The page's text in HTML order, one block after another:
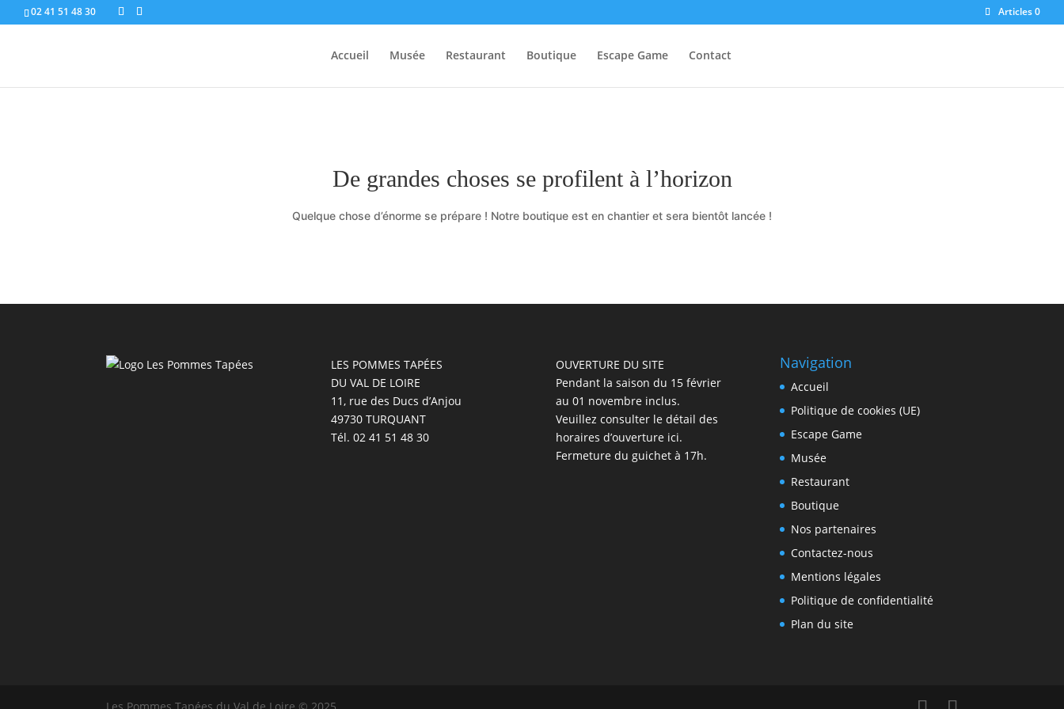
02 41 51 48 30 Articles 0
Accueil Musée Restaurant Boutique Escape Game Contact
De grandes choses se profilent à l’horizon
Quelque chose d’énorme se prépare ! Notre boutique est en chantier et sera bientôt lancée !
LES POMMES TAPÉES
DU VAL DE LOIRE
11, rue des Ducs d’Anjou
49730 TURQUANT
Tél. 02 41 51 48 30
OUVERTURE DU SITE
Pendant la saison du 15 février
au 01 novembre inclus.
Veuillez consulter le détail des
horaires d’ouverture ici.
Fermeture du guichet à 17h.
Navigation
Accueil
Politique de cookies (UE)
Escape Game
Musée
Restaurant
Boutique
Nos partenaires
Contactez-nous
Mentions légales
Politique de confidentialité
Plan du site
Les Pommes Tapées du Val de Loire © 2025